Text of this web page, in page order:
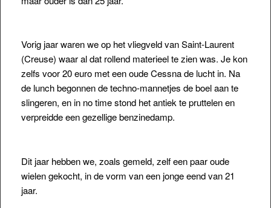
Vorig jaar waren we op het vliegveld van Saint-Laurent
(Creuse) waar al dat rollend materieel te zien was. Je kon
zelfs voor 20 euro met een oude Cessna de lucht in. Na
de lunch begonnen de techno-mannetjes de boel aan te
slingeren, en in no time stond het antiek te pruttelen en
verpreidde een gezellige benzinedamp.
Dit jaar hebben we, zoals gemeld, zelf een paar oude
wielen gekocht, in de vorm van een jonge eend van 21
jaar.